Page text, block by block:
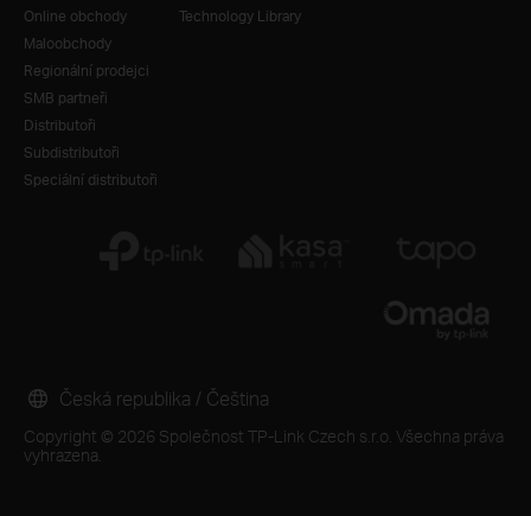
Online obchody
Maloobchody
Regionální prodejci
SMB partneři
Distributoři
Subdistributoři
Speciální distributoři
Technology Library
Copyright © 2026 Společnost TP-Link Czech s.r.o. Všechna práva
vyhrazena.
Česká republika / Čeština